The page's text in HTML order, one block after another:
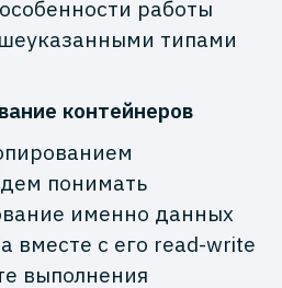
работы
типами
контейнеров
понимать
именно данных
вместе с его read-write
выполнения